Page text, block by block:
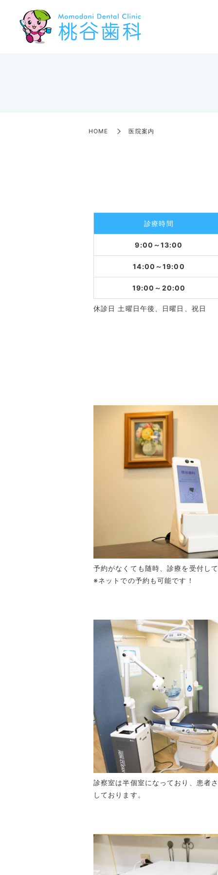
HOME 医院案内
診療時間
9:00～13:00
14:00～19:00
19:00～20:00
休診日 土曜日午後、日曜日、祝日
予約がなくても随時、診療を受付し
※ネットでの予約も可能です！
診察室は半個室になっており、患者
しております。